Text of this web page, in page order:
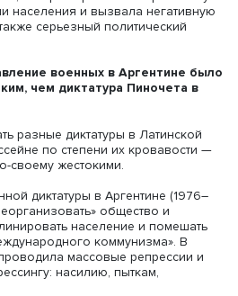
что президентство
сложном политическом и
постоянное удушение
свобод, поворот
Хуана Доминго Перона, в
подписала первый из так
спецслужбами для пыток,
подозреваемых в «подрывной
ее мандата в 1975 году
— макрокорректировка
которая привела к
населения и вызвала